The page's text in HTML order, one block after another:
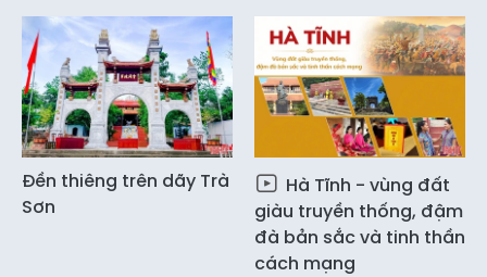
Đền thiêng trên dãy Trà
Sơn
Hà Tĩnh - vùng đất
giàu truyền thống, đậm
đà bản sắc và tinh thần
cách mạng